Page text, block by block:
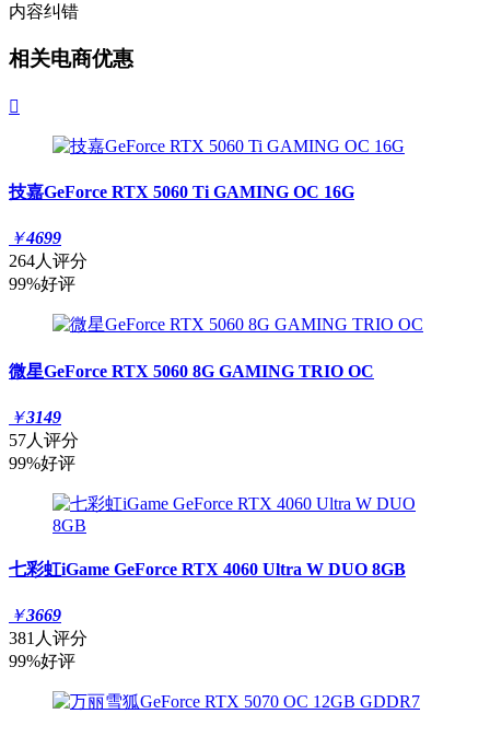
内容纠错
相关电商优惠

技嘉GeForce RTX 5060 Ti GAMING OC 16G
￥4699
264人评分
99%好评
微星GeForce RTX 5060 8G GAMING TRIO OC
￥3149
57人评分
99%好评
七彩虹iGame GeForce RTX 4060 Ultra W DUO 8GB
￥3669
381人评分
99%好评